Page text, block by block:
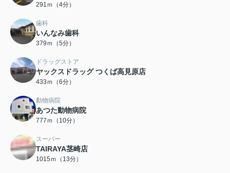
291ｍ（4分）
歯科
いんなみ歯科
379ｍ（5分）
ドラッグストア
ヤックスドラッグ つくば高見原店
433ｍ（6分）
動物病院
あつた動物病院
777ｍ（10分）
スーパー
TAIRAYA茎崎店
1015ｍ（13分）